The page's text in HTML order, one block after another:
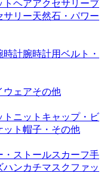
ト ヘアアクセサリーブ
サリー天然石・パワー
時計腕時計用ベルト・
ウェアその他
ニットキャップ・ビ
ト 帽子・その他
・ストールスカーフ手
ハンカチマスクファッ